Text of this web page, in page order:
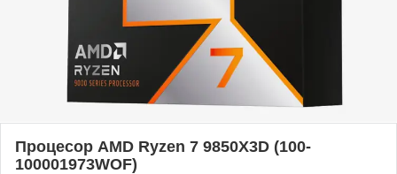
Процесор AMD Ryzen 7 9850X3D (100-
100001973WOF)